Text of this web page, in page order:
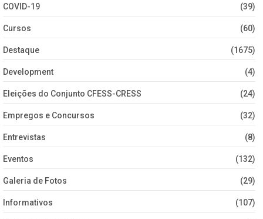
COVID-19 (39)
Cursos (60)
Destaque (1675)
Development (4)
Eleições do Conjunto CFESS-CRESS (24)
Empregos e Concursos (32)
Entrevistas (8)
Eventos (132)
Galeria de Fotos (29)
Informativos (107)